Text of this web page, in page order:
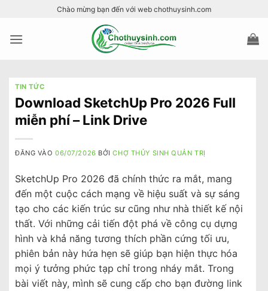
nội
Chào mừng bạn đến với web chothuysinh.com
TIN TỨC
Download SketchUp Pro 2026 Full
miễn phí – Link Drive
ĐĂNG VÀO06/07/2026 BỞICHỢ THỦY SINH QUẢN TRỊ
SketchUp Pro 2026 đã chính thức ra mắt, mang
đến một cuộc cách mạng về hiệu suất và sự sáng
tạo cho các kiến trúc sư cũng như nhà thiết kế nội
thất. Với những cải tiến đột phá về công cụ dựng
hình và khả năng tương thích phần cứng tối ưu,
phiên bản này hứa hẹn sẽ giúp bạn hiện thực hóa
mọi ý tưởng phức tạp chỉ trong nháy mắt. Trong
bài viết này, mình sẽ cung cấp cho bạn đường link